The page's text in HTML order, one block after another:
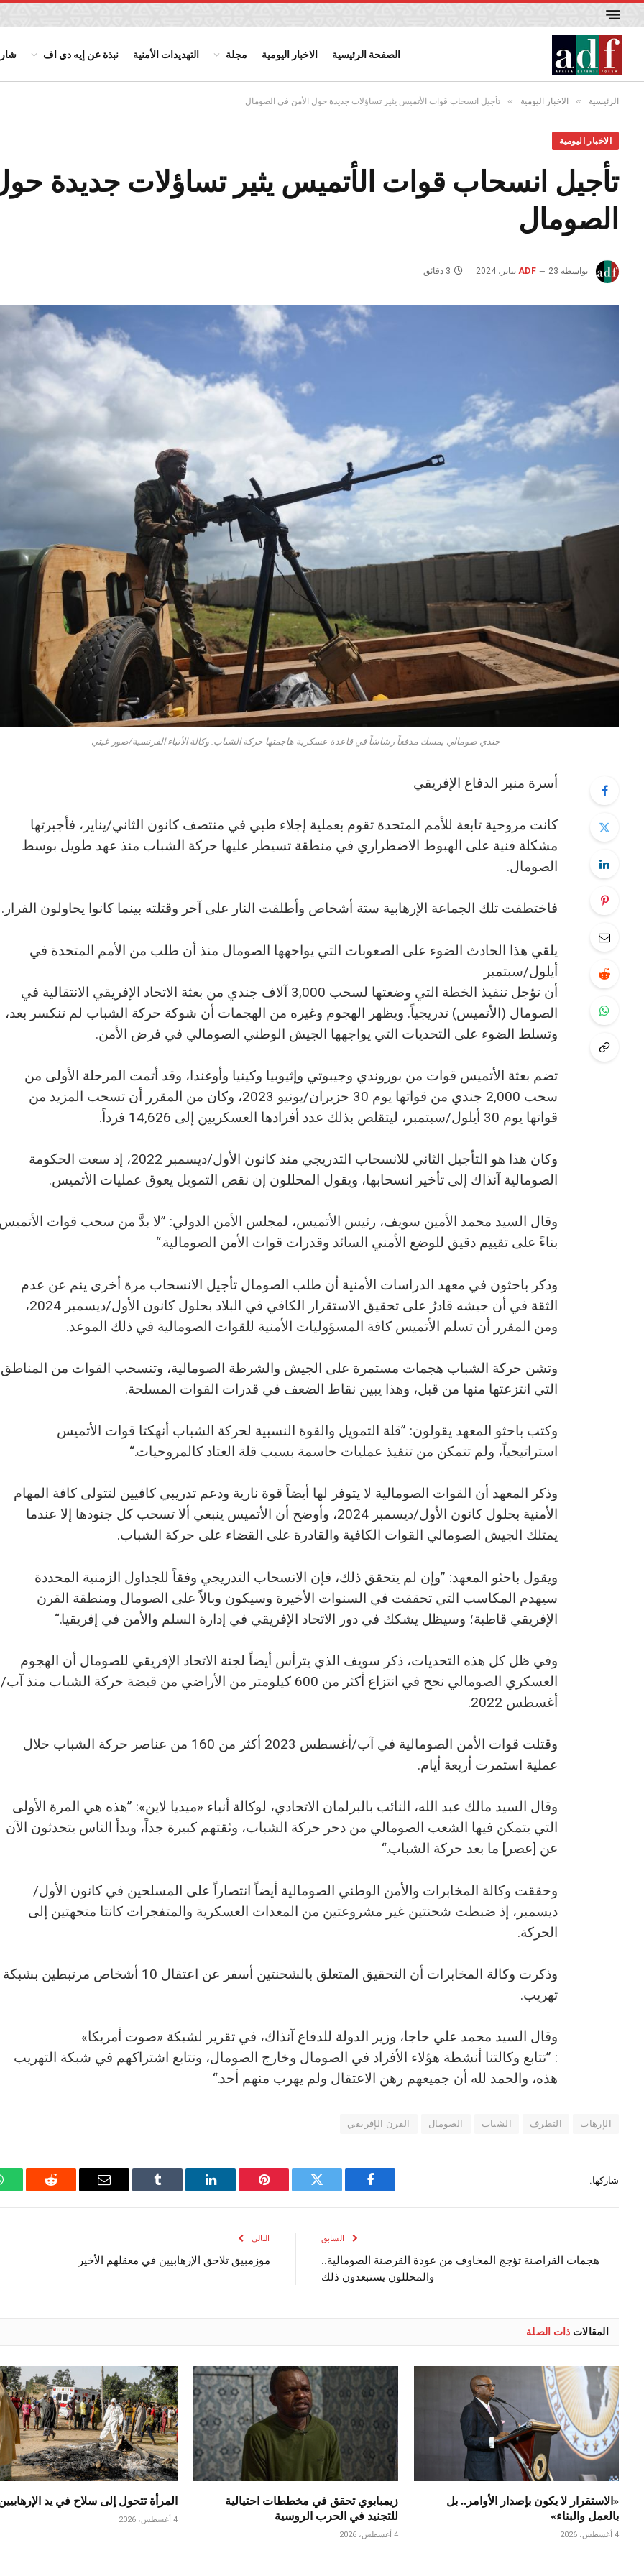
الصفحة الرئيسية الاخبار اليومية مجلة التهديدات الأمنية نبذة عن إيه دي اف
الرئيسية » الاخبار اليومية » تأجيل انسحاب قوات الأتميس يثير تساؤلات جديدة حول الأمن في الصومال
الاخبار اليومية
تأجيل انسحاب قوات الأتميس يثير تساؤلات جديدة
الصومال
بواسطة ADF 23 يناير، 2024 3 دقائق
جندي صومالي يمسك مدفعاً رشاشاً في قاعدة عسكرية هاجمتها حركة الشباب. وكالة الأنباء الفرنسية/صور غيتي
أسرة منبر الدفاع الإفريقي
كانت مروحية تابعة للأمم المتحدة تقوم بعملية إجلاء طبي في منتصف كانون الثاني/يناير، فأجبرتها
مشكلة فنية على الهبوط الاضطراري في منطقة تسيطر عليها حركة الشباب منذ عهد طويل بوسط
الصومال.
فاختطفت تلك الجماعة الإرهابية ستة أشخاص وأطلقت النار على آخر وقتلته بينما كانوا يحاولون الفرار.
يلقي هذا الحادث الضوء على الصعوبات التي يواجهها الصومال منذ أن طلب من الأمم المتحدة في
أيلول/سبتمبر
أن تؤجل تنفيذ الخطة التي وضعتها لسحب 3,000 آلاف جندي من بعثة الاتحاد الإفريقي الانتقالية في
الصومال (الأتميس) تدريجياً. ويظهر الهجوم وغيره من الهجمات أن شوكة حركة الشباب لم تنكسر بعد،
وتسلط الضوء على التحديات التي يواجهها الجيش الوطني الصومالي في فرض الأمن.
تضم بعثة الأتميس قوات من بوروندي وجيبوتي وإثيوبيا وكينيا وأوغندا، وقد أتمت المرحلة الأولى من
سحب 2,000 جندي من قواتها يوم 30 حزيران/يونيو 2023، وكان من المقرر أن تسحب المزيد من
قواتها يوم 30 أيلول/سبتمبر، ليتقلص بذلك عدد أفرادها العسكريين إلى 14,626 فرداً.
وكان هذا هو التأجيل الثاني للانسحاب التدريجي منذ كانون الأول/ديسمبر 2022، إذ سعت الحكومة
الصومالية آنذاك إلى تأخير انسحابها، ويقول المحللون إن نقص التمويل يعوق عمليات الأتميس.
وقال السيد محمد الأمين سويف، رئيس الأتميس، لمجلس الأمن الدولي: ”لا بدَّ من سحب قوات الأتميس
بناءً على تقييم دقيق للوضع الأمني السائد وقدرات قوات الأمن الصومالية.“
وذكر باحثون في معهد الدراسات الأمنية أن طلب الصومال تأجيل الانسحاب مرة أخرى ينم عن عدم
الثقة في أن جيشه قادرٌ على تحقيق الاستقرار الكافي في البلاد بحلول كانون الأول/ديسمبر 2024،
ومن المقرر أن تسلم الأتميس كافة المسؤوليات الأمنية للقوات الصومالية في ذلك الموعد.
وتشن حركة الشباب هجمات مستمرة على الجيش والشرطة الصومالية، وتنسحب القوات من المناطق
التي انتزعتها منها من قبل، وهذا يبين نقاط الضعف في قدرات القوات المسلحة.
وكتب باحثو المعهد يقولون: ”قلة التمويل والقوة النسبية لحركة الشباب أنهكتا قوات الأتميس
استراتيجياً، ولم تتمكن من تنفيذ عمليات حاسمة بسبب قلة العتاد كالمروحيات.“
وذكر المعهد أن القوات الصومالية لا يتوفر لها أيضاً قوة نارية ودعم تدريبي كافيين لتتولى كافة المهام
الأمنية بحلول كانون الأول/ديسمبر 2024، وأوضح أن الأتميس ينبغي ألا تسحب كل جنودها إلا عندما
يمتلك الجيش الصومالي القوات الكافية والقادرة على القضاء على حركة الشباب.
ويقول باحثو المعهد: ”وإن لم يتحقق ذلك، فإن الانسحاب التدريجي وفقاً للجداول الزمنية المحددة
سيهدم المكاسب التي تحققت في السنوات الأخيرة وسيكون وبالاً على الصومال ومنطقة القرن
الإفريقي قاطبة؛ وسيظل يشكك في دور الاتحاد الإفريقي في إدارة السلم والأمن في إفريقيا.“
وفي ظل كل هذه التحديات، ذكر سويف الذي يترأس أيضاً لجنة الاتحاد الإفريقي للصومال أن الهجوم
العسكري الصومالي نجح في انتزاع أكثر من 600 كيلومتر من الأراضي من قبضة حركة الشباب منذ آب/
أغسطس 2022.
وقتلت قوات الأمن الصومالية في آب/أغسطس 2023 أكثر من 160 من عناصر حركة الشباب خلال
عملية استمرت أربعة أيام.
وقال السيد مالك عبد الله، النائب بالبرلمان الاتحادي، لوكالة أنباء «ميديا لاين»: ”هذه هي المرة الأولى
التي يتمكن فيها الشعب الصومالي من دحر حركة الشباب، وثقتهم كبيرة جداً، وبدأ الناس يتحدثون الآن
عن [عصر] ما بعد حركة الشباب.“
وحققت وكالة المخابرات والأمن الوطني الصومالية أيضاً انتصاراً على المسلحين في كانون الأول/
ديسمبر، إذ ضبطت شحنتين غير مشروعتين من المعدات العسكرية والمتفجرات كانتا متجهتين إلى
الحركة.
وذكرت وكالة المخابرات أن التحقيق المتعلق بالشحنتين أسفر عن اعتقال 10 أشخاص مرتبطين بشبكة
تهريب.
وقال السيد محمد علي حاجا، وزير الدولة للدفاع آنذاك، في تقرير لشبكة «صوت أمريكا»
: ”تتابع وكالتنا أنشطة هؤلاء الأفراد في الصومال وخارج الصومال، وتتابع اشتراكهم في شبكة التهريب
هذه، والحمد لله أن جميعهم رهن الاعتقال ولم يهرب منهم أحد.“
الإرهاب التطرف الشباب الصومال القرن الإفريقي
شاركها.
فيسبوك تويتر بينتيريستلينكدإن Tumblr
البريد
رديت
السابق
هجمات القراصنة تؤجج المخاوف من عودة القرصنة الصومالية..
والمحللون يستبعدون ذلك
التالي
موزمبيق تلاحق الإرهابيين في معقلهم الأخير
المقالات ذات الصلة
«الاستقرار لا يكون بإصدار الأوامر.. بل
بالعمل والبناء»
4 أغسطس، 2026
زيمبابوي تحقق في مخططات احتيالية
للتجنيد في الحرب الروسية
4 أغسطس، 2026
المرأة تتحول إلى سلاح في يد
4 أغسطس، 2026